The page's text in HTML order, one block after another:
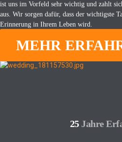
ist uns im Vorfeld sehr wichtig und zahlt
aus. Wir sorgen dafür, dass der wichtigste
Erinnerung in Ihrem Leben wird.
MEHR
25Jahre